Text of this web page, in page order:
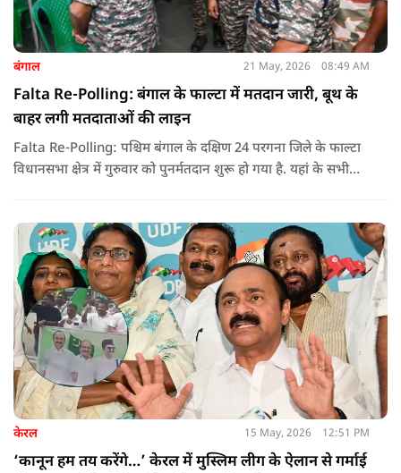
बंगाल 21 May, 2026 08:49 AM
Falta Re-Polling: बंगाल के फाल्टा में मतदान जारी, बूथ के
बाहर लगी मतदाताओं की लाइन
Falta Re-Polling: पश्चिम बंगाल के दक्षिण 24 परगना जिले के फाल्टा
विधानसभा क्षेत्र में गुरुवार को पुनर्मतदान शुरू हो गया है. यहां के सभी
केरल 15 May, 2026 12:51 PM
‘कानून हम तय करेंगे…’ केरल में मुस्लिम लीग के ऐलान से गर्माई